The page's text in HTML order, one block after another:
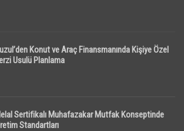
Konut ve Araç Finansmanında Kişiye Özel
Usulü Planlama
Sertifikalı Muhafazakar Mutfak Konseptinde
Standartları